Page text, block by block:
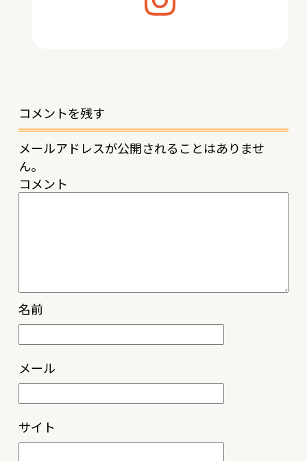
コメントを残す
メールアドレスが公開されることはありませ
ん。
コメント
名前
メール
サイト